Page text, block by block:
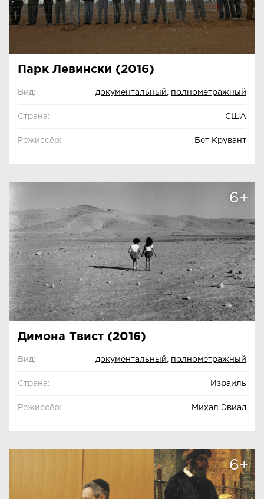
Парк Левински (2016)
Вид: документальный полнометражный
Страна: США
Режиссёр: Бет Крувант
6+
Димона Твист (2016)
Вид: документальный полнометражный
Страна: Израиль
Режиссёр: Михал Эвиад
6+